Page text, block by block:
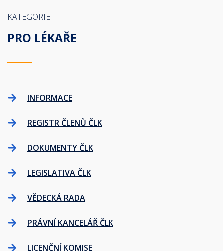
KATEGORIE
PRO LÉKAŘE
INFORMACE
REGISTR ČLENŮ ČLK
DOKUMENTY ČLK
LEGISLATIVA ČLK
VĚDECKÁ RADA
PRÁVNÍ KANCELÁŘ ČLK
LICENČNÍ KOMISE